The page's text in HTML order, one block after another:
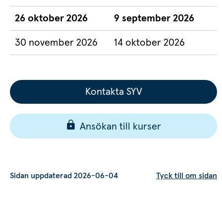
26 oktober 2026 9 september 2026
30 november 2026 14 oktober 2026
Kontakta SYV
Ansökan till kurser
Sidan uppdaterad 2026-06-04 Tyck till om sidan